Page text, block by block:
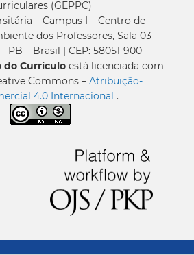
(GEPPC)
– Campus I – Centro de
dos Professores, Sala 03
PB – Brasil | CEP: 58051-900
do Currículo está licenciada com
Commons – Atribuição-
4.0 Internacional .